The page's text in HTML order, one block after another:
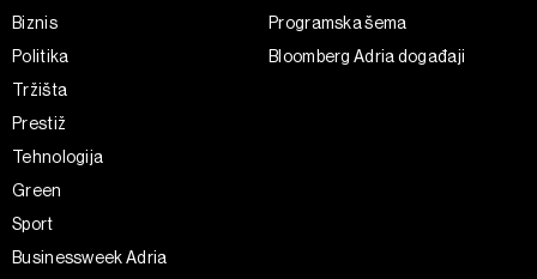
Biznis
Politika
Tržišta
Prestiž
Tehnologija
Green
Sport
Businessweek Adria
Programska šema
Bloomberg Adria događaji